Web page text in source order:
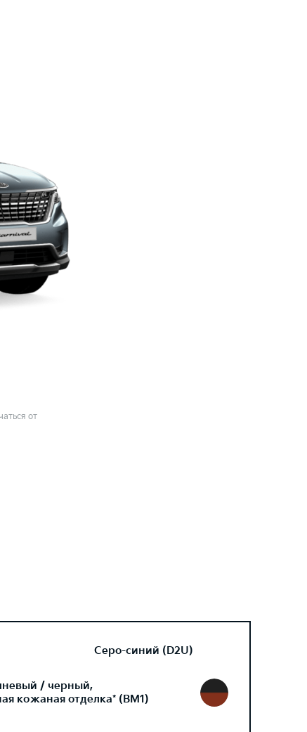
от
Серо-синий (D2U)
/ черный,
кожаная отделка* (BM1)